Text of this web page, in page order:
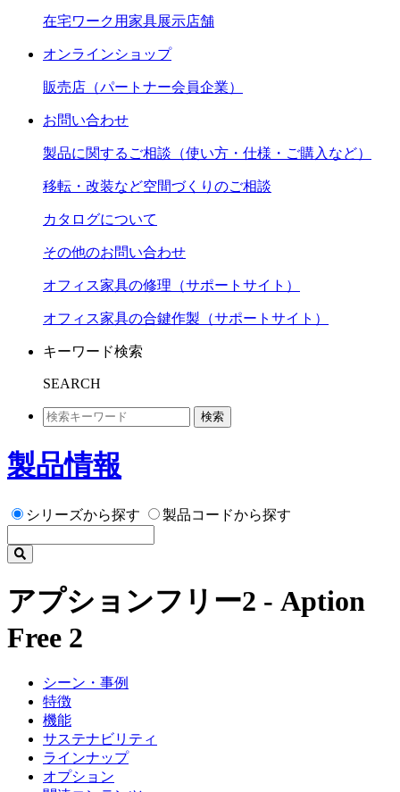
在宅ワーク用家具展示店舗
オンラインショップ
販売店（パートナー会員企業）
お問い合わせ
製品に関するご相談（使い方・仕様・ご購入など）
移転・改装など空間づくりのご相談
カタログについて
その他のお問い合わせ
オフィス家具の修理（サポートサイト）
オフィス家具の合鍵作製（サポートサイト）
キーワード検索
SEARCH
検索
製品情報
シリーズから探す 製品コードから探す
アプションフリー2 - Aption
Free 2
シーン・事例
特徴
機能
サステナビリティ
ラインナップ
オプション